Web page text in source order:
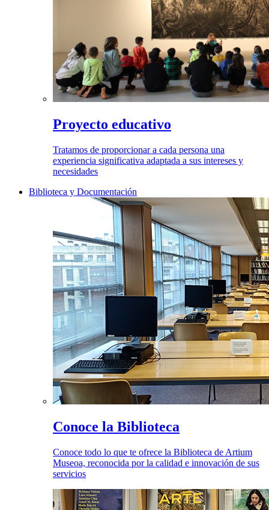
Proyecto educativo
Tratamos de proporcionar a cada persona una
experiencia significativa adaptada a sus intereses y
necesidades
Biblioteca y Documentación
Conoce la Biblioteca
Conoce todo lo que te ofrece la Biblioteca de Artium
Museoa, reconocida por la calidad e innovación de sus
servicios